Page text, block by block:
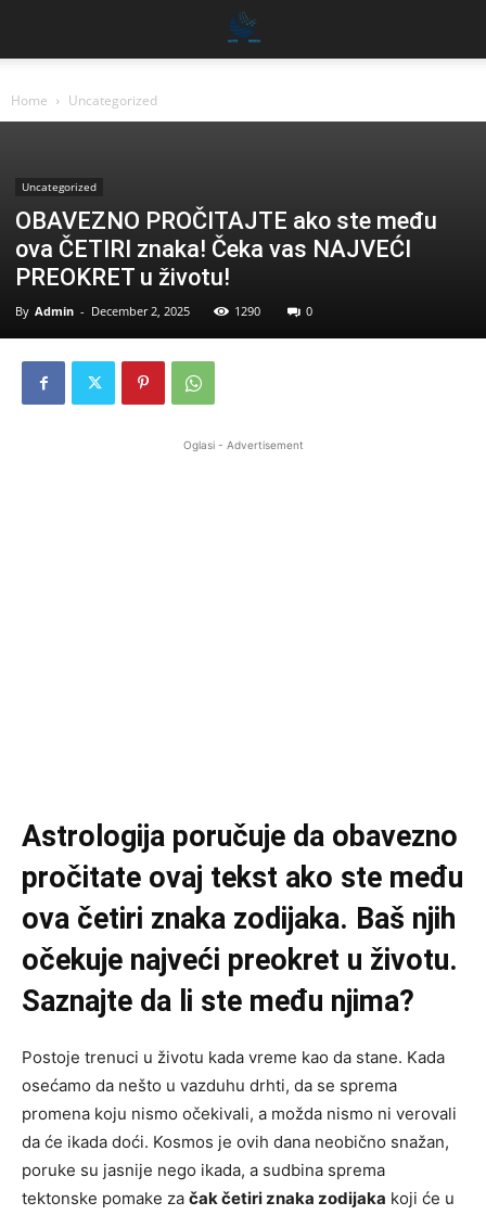
Home Uncategorized
Uncategorized
OBAVEZNO PROČITAJTE ako ste među
ova ČETIRI znaka! Čeka vas NAJVEĆI
PREOKRET u životu!
By Admin - December 2, 2025 1290 0
Oglasi - Advertisement
Astrologija poručuje da obavezno
pročitate ovaj tekst ako ste među
ova četiri znaka zodijaka. Baš njih
očekuje najveći preokret u životu.
Saznajte da li ste među njima?
Postoje trenuci u životu kada vreme kao da stane. Kada
osećamo da nešto u vazduhu drhti, da se sprema
promena koju nismo očekivali, a možda nismo ni verovali
da će ikada doći. Kosmos je ovih dana neobično snažan,
poruke su jasnije nego ikada, a sudbina sprema
tektonske pomake za čak četiri znaka zodijaka koji će u